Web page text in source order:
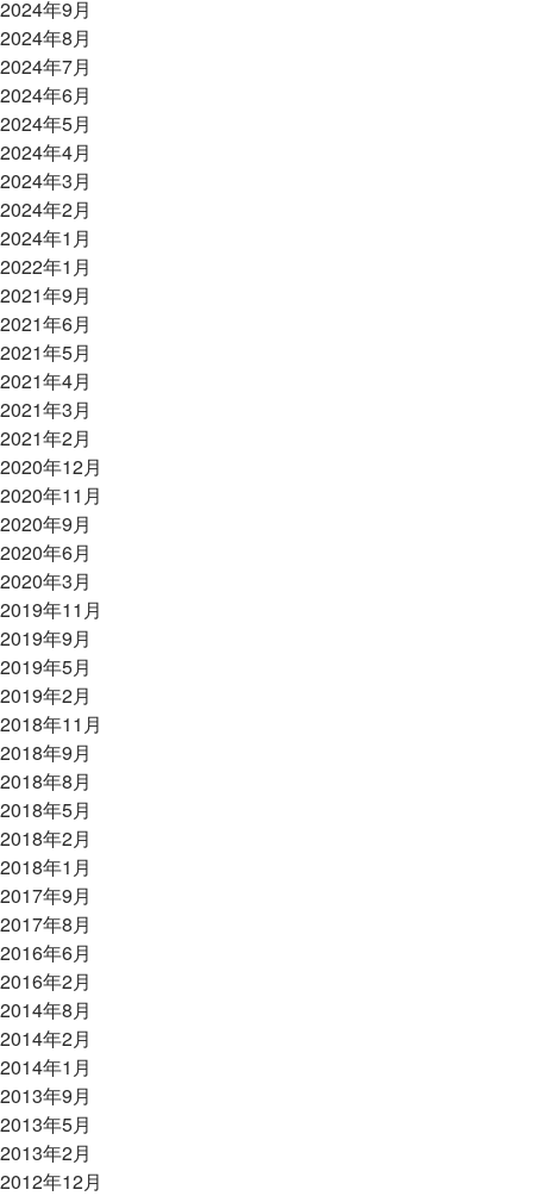
2024年9月
2024年8月
2024年7月
2024年6月
2024年5月
2024年4月
2024年3月
2024年2月
2024年1月
2022年1月
2021年9月
2021年6月
2021年5月
2021年4月
2021年3月
2021年2月
2020年12月
2020年11月
2020年9月
2020年6月
2020年3月
2019年11月
2019年9月
2019年5月
2019年2月
2018年11月
2018年9月
2018年8月
2018年5月
2018年2月
2018年1月
2017年9月
2017年8月
2016年6月
2016年2月
2014年8月
2014年2月
2014年1月
2013年9月
2013年5月
2013年2月
2012年12月